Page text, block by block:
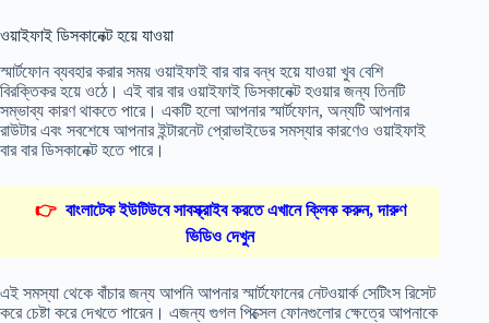
ওয়াইফাই ডিসকানেক্ট হয়ে যাওয়া
স্মার্টফোন ব্যবহার করার সময় ওয়াইফাই বার বার বন্ধ হয়ে যাওয়া খুব বেশি
বিরক্তিকর হয়ে ওঠে। এই বার বার ওয়াইফাই ডিসকানেক্ট হওয়ার জন্য তিনটি
সম্ভাব্য কারণ থাকতে পারে। একটি হলো আপনার স্মার্টফোন, অন্যটি আপনার
রাউটার এবং সবশেষে আপনার ইন্টারনেট প্রোভাইডের সমস্যার কারণেও ওয়াইফাই
বার বার ডিসকানেক্ট হতে পারে।
👉 বাংলাটেক ইউটিউবে সাবস্ক্রাইব করতে এখানে ক্লিক করুন, দারুণ
ভিডিও দেখুন
এই সমস্যা থেকে বাঁচার জন্য আপনি আপনার স্মার্টফোনের নেটওয়ার্ক সেটিংস রিসেট
করে চেষ্টা করে দেখতে পারেন। এজন্য গুগল পিক্সেল ফোনগুলোর ক্ষেত্রে আপনাকে